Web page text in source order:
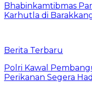
Bhabinkamtibmas
Karhutla di
Berita Terbaru
Polri Kawal
Perikanan Segera